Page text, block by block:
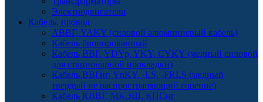
Электродвигатели
Кабель, провод
АВВГ, YAKY (силовой алюминиевый кабель)
Кабель бронированный
Кабель ВВГ, YDYp, YKY, CYKY (медный силовой
для стационарной прокладки)
Кабель ВВГнг, YnKY, -LS, -FRLS (медный
твердый не распространяющий горение)
Кабель КВВГ, МКЭШ, КПСнг